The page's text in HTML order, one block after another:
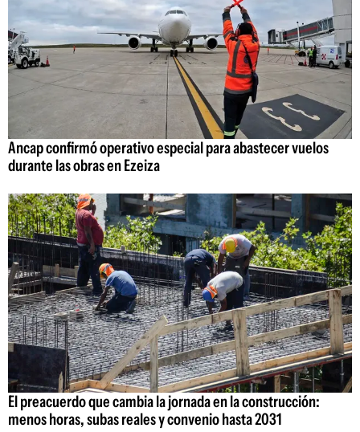
Ancap confirmó operativo especial para abastecer vuelos
durante las obras en Ezeiza
El preacuerdo que cambia la jornada en la construcción:
menos horas, subas reales y convenio hasta 2031